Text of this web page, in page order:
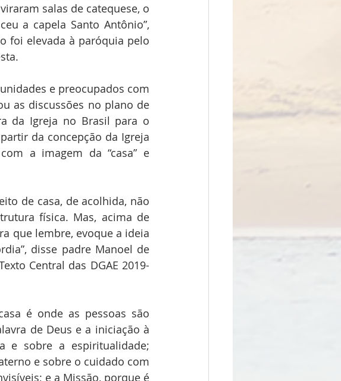
salas de catequese, o
a capela Santo Antônio”,
foi elevada à paróquia pelo
e preocupados com
as discussões no plano de
da Igreja no Brasil para o
da concepção da Igreja
a imagem da “casa” e
de casa, de acolhida, não
física. Mas, acima de
que lembre, evoque a ideia
disse padre Manoel de
Central das DGAE 2019-
é onde as pessoas são
de Deus e a iniciação à
e sobre a espiritualidade;
e sobre o cuidado com
e a Missão, porque é